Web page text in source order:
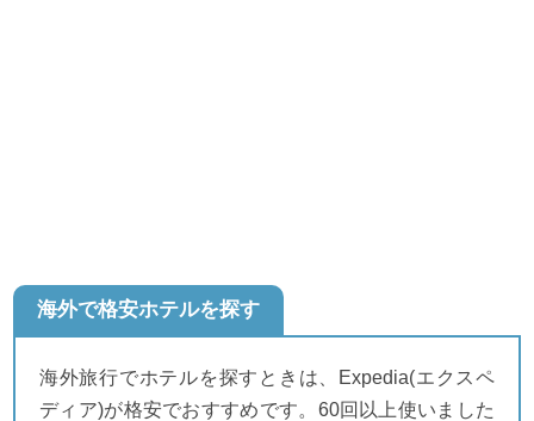
海外で格安ホテルを探す
海外旅行でホテルを探すときは、Expedia(エクスペ
ディア)が格安でおすすめです。60回以上使いました